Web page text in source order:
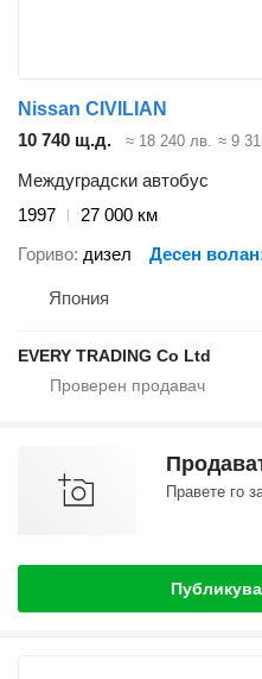
Nissan CIVILIAN
10 740 щ.д.
≈ 18 240 лв. ≈ 9
Междуградски автобус
1997
27 000 км
Гориво дизел Десен волан
Япония
EVERY TRADING Co Ltd
Правете го